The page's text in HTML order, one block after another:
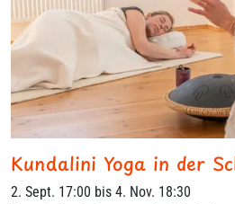
Kundalini Yoga in der
2. Sept. 17:00 bis 4. Nov. 18:30